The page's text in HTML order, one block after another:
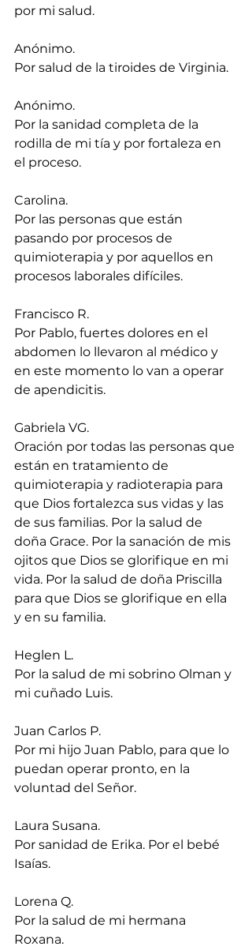
por mi salud.
Anónimo.
Por salud de la tiroides de Virginia.
Anónimo.
Por la sanidad completa de la
rodilla de mi tía y por fortaleza en
el proceso.
Carolina.
Por las personas que están
pasando por procesos de
quimioterapia y por aquellos en
procesos laborales difíciles.
Francisco R.
Por Pablo, fuertes dolores en el
abdomen lo llevaron al médico y
en este momento lo van a operar
de apendicitis.
Gabriela VG.
Oración por todas las personas que
están en tratamiento de
quimioterapia y radioterapia para
que Dios fortalezca sus vidas y las
de sus familias. Por la salud de
doña Grace. Por la sanación de mis
ojitos que Dios se glorifique en mi
vida. Por la salud de doña Priscilla
para que Dios se glorifique en ella
y en su familia.
Heglen L.
Por la salud de mi sobrino Olman y
mi cuñado Luis.
Juan Carlos P.
Por mi hijo Juan Pablo, para que lo
puedan operar pronto, en la
voluntad del Señor.
Laura Susana.
Por sanidad de Erika. Por el bebé
Isaías.
Lorena Q.
Por la salud de mi hermana
Roxana.